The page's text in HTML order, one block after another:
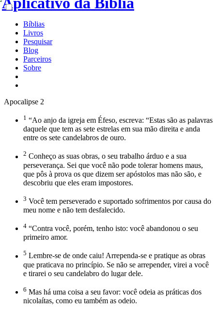
Bíblias
Livros
Pesquisar
Blog
Parceiros
Sobre
Apocalipse 2
1 “Ao anjo da igreja em Éfeso, escreva: “Estas são as palavras
daquele que tem as sete estrelas em sua mão direita e anda
entre os sete candelabros de ouro.
2 Conheço as suas obras, o seu trabalho árduo e a sua
perseverança. Sei que você não pode tolerar homens maus,
que pôs à prova os que dizem ser apóstolos mas não são, e
descobriu que eles eram impostores.
3 Você tem perseverado e suportado sofrimentos por causa do
meu nome e não tem desfalecido.
4 “Contra você, porém, tenho isto: você abandonou o seu
primeiro amor.
5 Lembre-se de onde caiu! Arrependa-se e pratique as obras
que praticava no princípio. Se não se arrepender, virei a você
e tirarei o seu candelabro do lugar dele.
6 Mas há uma coisa a seu favor: você odeia as práticas dos
nicolaítas, como eu também as odeio.